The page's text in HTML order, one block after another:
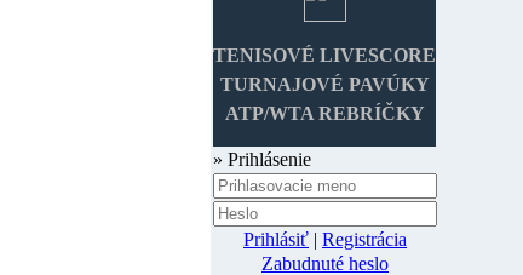
TENISOVÉ LIVESCORE
TURNAJOVÉ PAVÚKY
ATP/WTA REBRÍČKY
» Prihlásenie
Prihlásiť | Registrácia
Zabudnuté heslo